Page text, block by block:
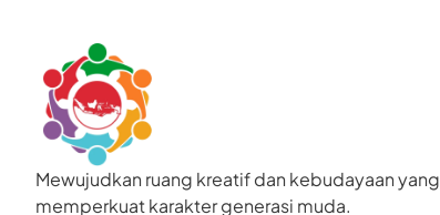
Mewujudkan ruang kreatif dan kebudayaan yang
memperkuat karakter generasi muda.